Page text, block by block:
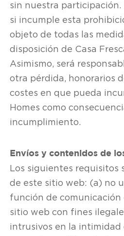
sin nuestra participación.
si incumple esta
objeto de todas las
disposición de Casa
Asimismo, será
otra pérdida, honorarios
costes en que pueda
Homes como
incumplimiento.
Envíos y contenidos de
Los siguientes requisitos
de este sitio web: (a) no
función de comunicación
sitio web con fines
intrusivos en la intimidad